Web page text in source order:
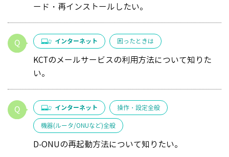
ード・再インストールしたい。
インターネット 困ったときは
KCTのメールサービスの利用方法について知りた
い。
インターネット 操作・設定全般
機器(ルータ/ONUなど)全般
D-ONUの再起動方法について知りたい。